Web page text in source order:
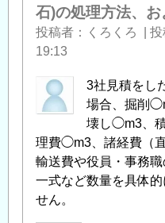
石)の処理方法、
投稿者 くろくろ 投
19:13
3社見積をし
場合、掘削
壊し◯m3、
理費◯m3、諸経費（
輸送費や役員・事務職
一式など数量を具体
せん。